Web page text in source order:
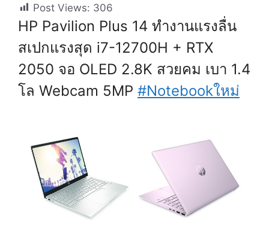
Post Views: 306
HP Pavilion Plus 14 ทำงานแรงลื่น
สเปกแรงสุด i7-12700H + RTX
2050 จอ OLED 2.8K สวยคม เบา 1.4
โล Webcam 5MP #Notebookใหม่